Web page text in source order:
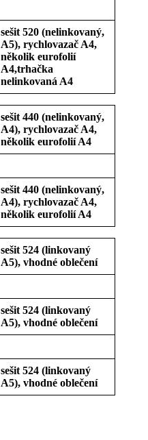
sešit 520 (nelinkovaný,
A5), rychlovazač A4,
několik eurofolií
A4,trhačka
nelinkovaná A4
sešit 440 (nelinkovaný,
A4), rychlovazač A4,
několik eurofolií A4
sešit 440 (nelinkovaný,
A4), rychlovazač A4,
několik eurofolií A4
sešit 524 (linkovaný
A5), vhodné oblečení
sešit 524 (linkovaný
A5), vhodné oblečení
sešit 524 (linkovaný
A5), vhodné oblečení